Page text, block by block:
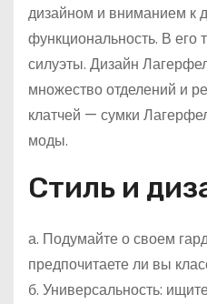
дизайном и вниманием к
функциональность. В
силуэты. Дизайн
множество отделений и
клатчей — сумки
моды.
Стиль и
а. Подумайте о своем
предпочитаете ли вы
б. Универсальность: